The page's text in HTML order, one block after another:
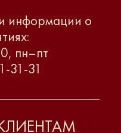
информации о
пн–пт
31-31